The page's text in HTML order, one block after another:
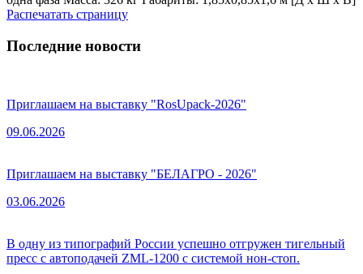
Распечатать страницу
Последние новости
Приглашаем на выставку "RosUpack-2026"
09.06.2026
Приглашаем на выставку "БЕЛАГРО - 2026"
03.06.2026
В одну из типографий России успешно отгружен тигельный
пресс с автоподачей ZML-1200 с системой нон-стоп.